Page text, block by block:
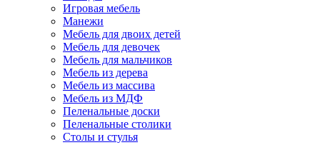
Игровая мебель
Манежи
Мебель для двоих детей
Мебель для девочек
Мебель для мальчиков
Мебель из дерева
Мебель из массива
Мебель из МДФ
Пеленальные доски
Пеленальные столики
Столы и стулья